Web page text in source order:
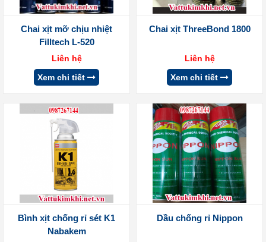
Chai xịt mỡ chịu nhiệt
Filltech L-520
Liên hệ
Xem chi tiết
Chai xịt ThreeBond 1800
Liên hệ
Xem chi tiết
Bình xịt chống rỉ sét K1
Nabakem
Dầu chống rỉ Nippon